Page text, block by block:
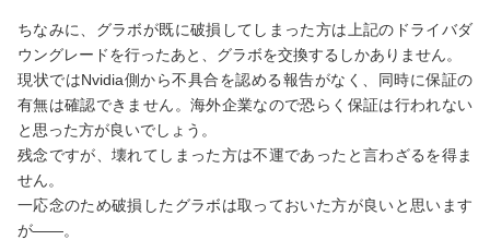
ちなみに、グラボが既に破損してしまった方は上記のドライバダ
ウングレードを行ったあと、グラボを交換するしかありません。
現状ではNvidia側から不具合を認める報告がなく、同時に保証の
有無は確認できません。海外企業なので恐らく保証は行われない
と思った方が良いでしょう。
残念ですが、壊れてしまった方は不運であったと言わざるを得ま
せん。
一応念のため破損したグラボは取っておいた方が良いと思います
が――。